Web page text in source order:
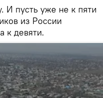
И пусть уже не к пяти
из России
к девяти.